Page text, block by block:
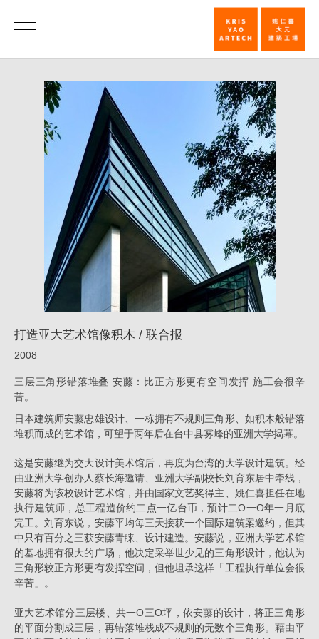
打
造
亚
大
艺
术
馆
像
木
/
联
合
消
|
仁
喜
｜
大
元
建
工
打造亚大艺术馆像积木 / 联合报
2008
三层三角形错落堆叠 安藤：比正方形更有空间发挥 施工会很辛
苦。
日本建筑师安藤忠雄设计、一栋拥有不规则三角形、如积木般错落
堆积而成的艺术馆，可望于两年后在台中县雾峰的亚洲大学揭幕。
这是安藤继为交大设计美术馆后，再度为台湾的大学设计建筑。经
由亚洲大学创办人蔡长海邀请、亚洲大学副校长刘育东居中牵线，
安藤将为该校设计艺术馆，并由国家文艺奖得主、姚仁喜担任在地
执行建筑师，总工程造价约二点一亿台币，预计二O一O年一月底
完工。刘育东说，安藤平均每三天接获一个国际建筑案邀约，但其
中只有百分之三获安藤青睐、设计建造。安藤说，亚洲大学艺术馆
的基地拥有很大的广场，他决定采举世少见的三角形设计，他认为
三角形较正方形更有发挥空间，但他坦承这样「工程执行单位会很
辛苦」。
亚大艺术馆分三层楼、共一O三O坪，依安藤的设计，将正三角形
的平面分割成三层，再错落堆栈成不规则的无数个三角形。藉由平